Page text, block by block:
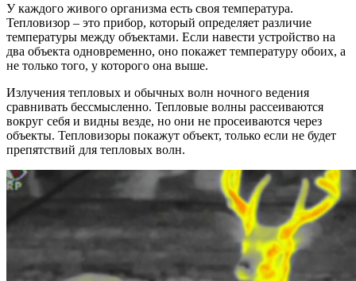
У каждого живого организма есть своя температура.
Тепловизор – это прибор, который определяет различие
температуры между объектами. Если навести устройство на
два объекта одновременно, оно покажет температуру обоих, а
не только того, у которого она выше.
Излучения тепловых и обычных волн ночного ведения
сравнивать бессмысленно. Тепловые волны рассеиваются
вокруг себя и видны везде, но они не просеиваются через
объекты. Тепловизоры покажут объект, только если не будет
препятствий для тепловых волн.